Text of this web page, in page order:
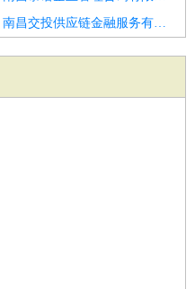
南昌交投供应链金融服务有限公司招聘鄂尔多斯月入8k搬运工